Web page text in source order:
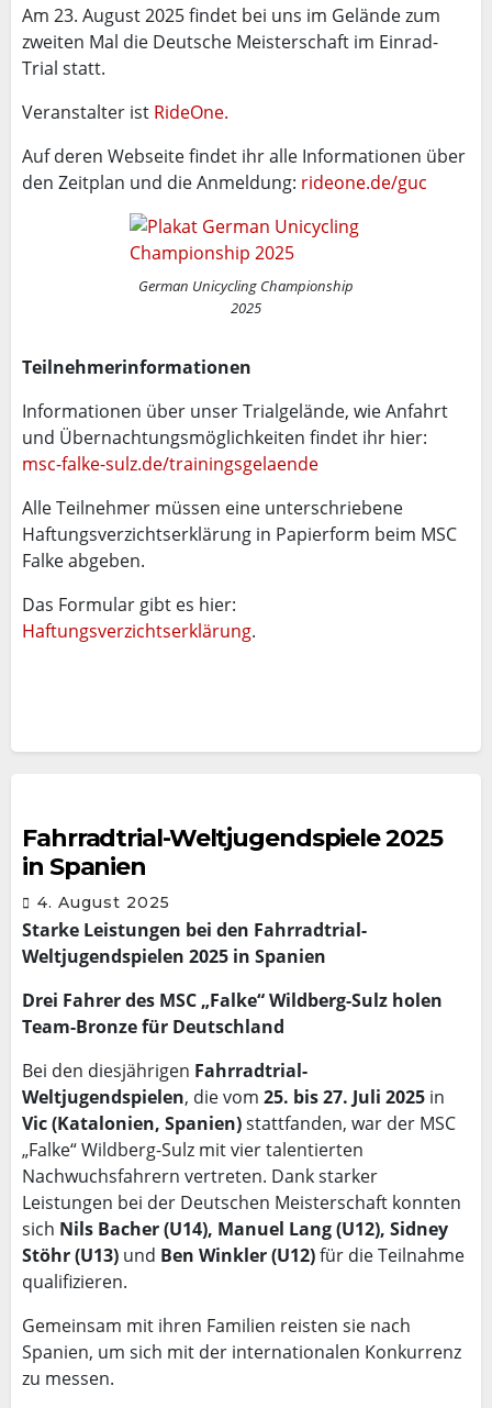
Am 23. August 2025 findet bei uns im Gelände zum
zweiten Mal die Deutsche Meisterschaft im Einrad-
Trial statt.
Veranstalter ist RideOne.
Auf deren Webseite findet ihr alle Informationen über
den Zeitplan und die Anmeldung: rideone.de/guc
German Unicycling Championship
2025
Teilnehmerinformationen
Informationen über unser Trialgelände, wie Anfahrt
und Übernachtungsmöglichkeiten findet ihr hier:
msc-falke-sulz.de/trainingsgelaende
Alle Teilnehmer müssen eine unterschriebene
Haftungsverzichtserklärung in Papierform beim MSC
Falke abgeben.
Das Formular gibt es hier:
Haftungsverzichtserklärung.
Fahrradtrial-Weltjugendspiele 2025
in Spanien
4. August 2025
Starke Leistungen bei den Fahrradtrial-
Weltjugendspielen 2025 in Spanien
Drei Fahrer des MSC „Falke“ Wildberg-Sulz holen
Team-Bronze für Deutschland
Bei den diesjährigen Fahrradtrial-
Weltjugendspielen, die vom 25. bis 27. Juli 2025 in
Vic (Katalonien, Spanien)stattfanden, war der MSC
„Falke“ Wildberg-Sulz mit vier talentierten
Nachwuchsfahrern vertreten. Dank starker
Leistungen bei der Deutschen Meisterschaft konnten
sich Nils Bacher (U14), Manuel Lang (U12), Sidney
Stöhr (U13) und Ben Winkler (U12)für die Teilnahme
qualifizieren.
Gemeinsam mit ihren Familien reisten sie nach
Spanien, um sich mit der internationalen Konkurrenz
zu messen.